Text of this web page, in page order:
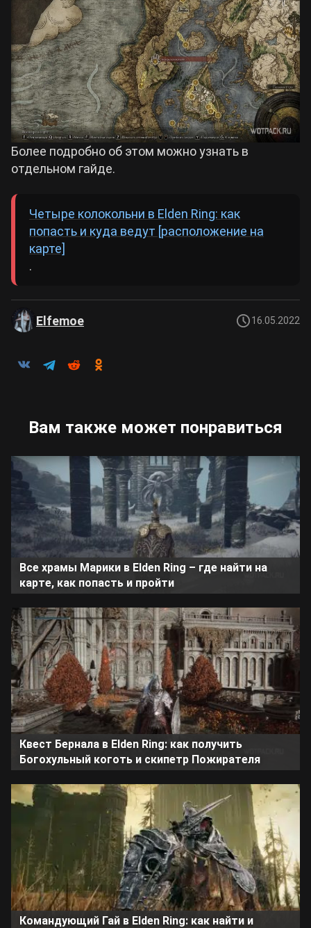
Более подробно об этом можно узнать в
отдельном гайде.
Четыре колокольни в Elden Ring: как
попасть и куда ведут [расположение на
карте]
.
Elfemoe 16.05.2022
Вам также может понравиться
Все храмы Марики в Elden Ring – где найти на
карте, как попасть и пройти
Квест Бернала в Elden Ring: как получить
Богохульный коготь и скипетр Пожирателя
Командующий Гай в Elden Ring: как найти и